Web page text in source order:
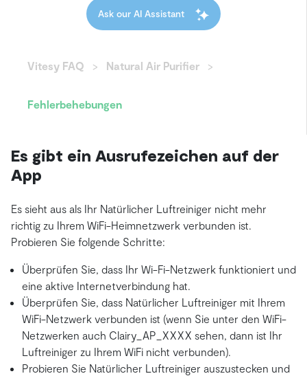
Ask our AI Assistant
Vitesy FAQ Natural Air Purifier
Fehlerbehebungen
Es gibt ein Ausrufezeichen auf der
App
Es sieht aus als Ihr Natürlicher Luftreiniger nicht mehr
richtig zu Ihrem WiFi-Heimnetzwerk verbunden ist.
Probieren Sie folgende Schritte:
Überprüfen Sie, dass Ihr Wi-Fi-Netzwerk funktioniert und
eine aktive Internetverbindung hat.
Überprüfen Sie, dass Natürlicher Luftreiniger mit Ihrem
WiFi-Netzwerk verbunden ist (wenn Sie unter den WiFi-
Netzwerken auch Clairy_AP_XXXX sehen, dann ist Ihr
Luftreiniger zu Ihrem WiFi nicht verbunden).
Probieren Sie Natürlicher Luftreiniger auszustecken und